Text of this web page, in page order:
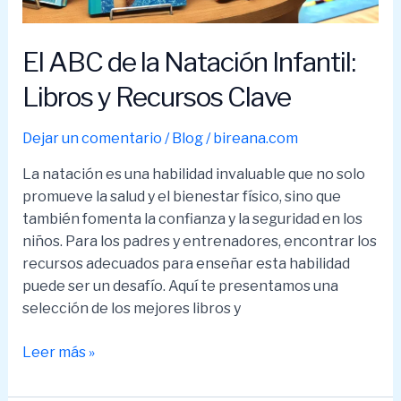
El ABC de la Natación Infantil:
Libros y Recursos Clave
Dejar un comentario / Blog/ bireana.com
La natación es una habilidad invaluable que no solo
promueve la salud y el bienestar físico, sino que
también fomenta la confianza y la seguridad en los
niños. Para los padres y entrenadores, encontrar los
recursos adecuados para enseñar esta habilidad
puede ser un desafío. Aquí te presentamos una
selección de los mejores libros y
El
de
Leer más »